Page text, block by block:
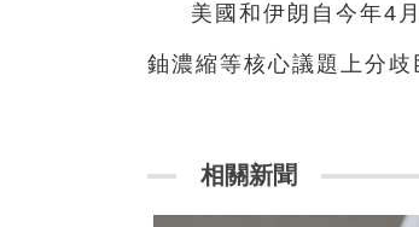
美國和伊朗自今年4
鈾濃縮等核心議題上分歧
相關新聞